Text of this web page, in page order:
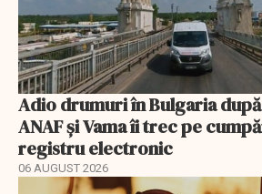
Adio drumuri în Bulgaria
ANAF și Vama îi trec pe
registru electronic
06 AUGUST 2026